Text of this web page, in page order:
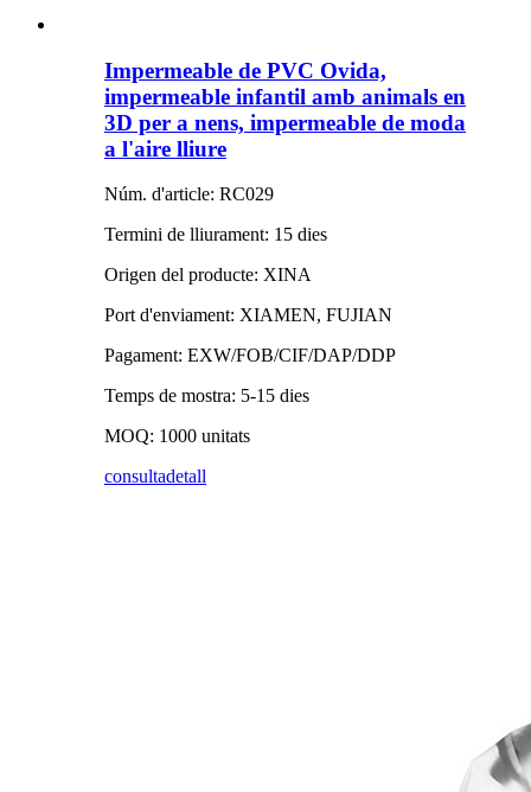
Impermeable de PVC Ovida,
impermeable infantil amb animals en
3D per a nens, impermeable de moda
a l'aire lliure
Núm. d'article: RC029
Termini de lliurament: 15 dies
Origen del producte: XINA
Port d'enviament: XIAMEN, FUJIAN
Pagament: EXW/FOB/CIF/DAP/DDP
Temps de mostra: 5-15 dies
MOQ: 1000 unitats
consultadetall